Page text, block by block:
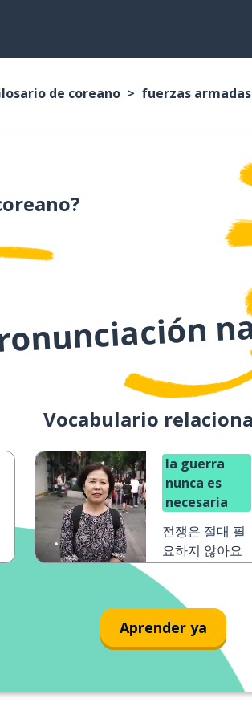
de coreano fuerzas armadas
Vocabulario
la guerra
nunca es
necesaria
전쟁은 절대 필
요하지 않아요
Aprender ya